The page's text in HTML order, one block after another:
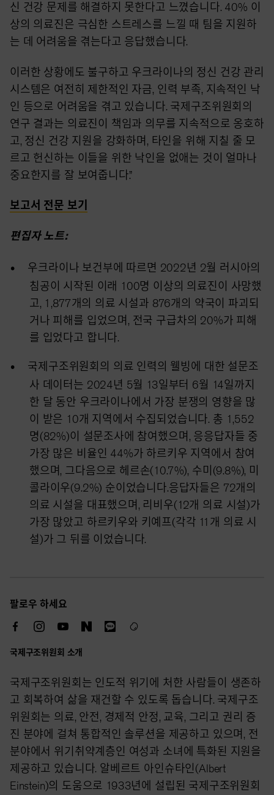
신 건강 문제를 해결하지 못한다고 느꼈습니다. 40% 이
상의 의료진은 극심한 스트레스를 느낄 때 팀을 지원하
는 데 어려움을 겪는다고 응답했습니다.
이러한 상황에도 불구하고 우크라이나의 정신 건강 관리
시스템은 여전히 제한적인 자금, 인력 부족, 지속적인 낙
인 등으로 어려움을 겪고 있습니다. 국제구조위원회의
연구 결과는 의료진이 책임과 의무를 지속적으로 옹호하
고, 정신 건강 지원을 강화하며, 타인을 위해 지칠 줄 모
르고 헌신하는 이들을 위한 낙인을 없애는 것이 얼마나
중요한지를 잘 보여줍니다.”
보고서 전문 보기
편집자 노트:
우크라이나 보건부에 따르면 2022년 2월 러시아의
침공이 시작된 이래 100명 이상의 의료진이 사망했
고, 1,877개의 의료 시설과 876개의 약국이 파괴되
거나 피해를 입었으며, 전국 구급차의 20%가 피해
를 입었다고 합니다.
국제구조위원회의 의료 인력의 웰빙에 대한 설문조
사 데이터는 2024년 5월 13일부터 6월 14일까지
한 달 동안 우크라이나에서 가장 분쟁의 영향을 많
이 받은 10개 지역에서 수집되었습니다. 총 1,552
명(82%)이 설문조사에 참여했으며, 응응답자들 중
가장 많은 비율인 44%가 하르키우 지역에서 참여
했으며, 그다음으로 헤르손(10.7%), 수미(9.8%), 미
콜라이우(9.2%) 순이었습니다.응답자들은 72개의
의료 시설을 대표했으며, 리비우(12개 의료 시설)가
가장 많았고 하르키우와 키예프(각각 11개 의료 시
설)가 그 뒤를 이었습니다.
팔로우 하세요
국제구조위원회 소개
국제구조위원회는 인도적 위기에 처한 사람들이 생존하
고 회복하여 삶을 재건할 수 있도록 돕습니다. 국제구조
위원회는 의료, 안전, 경제적 안정, 교육, 그리고 권리 증
진 분야에 걸쳐 통합적인 솔루션을 제공하고 있으며, 전
분야에서 위기취약계층인 여성과 소녀에 특화된 지원을
제공하고 있습니다. 알베르트 아인슈타인(Albert
Einstein)의 도움으로 1933년에 설립된 국제구조위원회